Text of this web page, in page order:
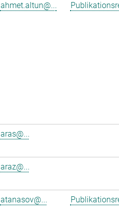
ahmet.altun@...
aras@...
araz@...
atanasov@...